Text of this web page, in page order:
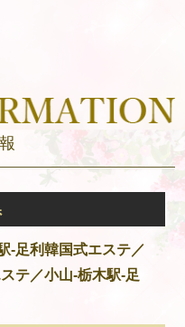
‐足利韓国式エステ／
テ／小山‐栃木駅‐足